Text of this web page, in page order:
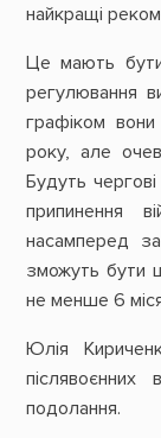
найкращі
Це мають
регулювання
графіком
року, але
Будуть
припинення
насамперед
зможуть бути
не менше 6
Юлія
подолання.